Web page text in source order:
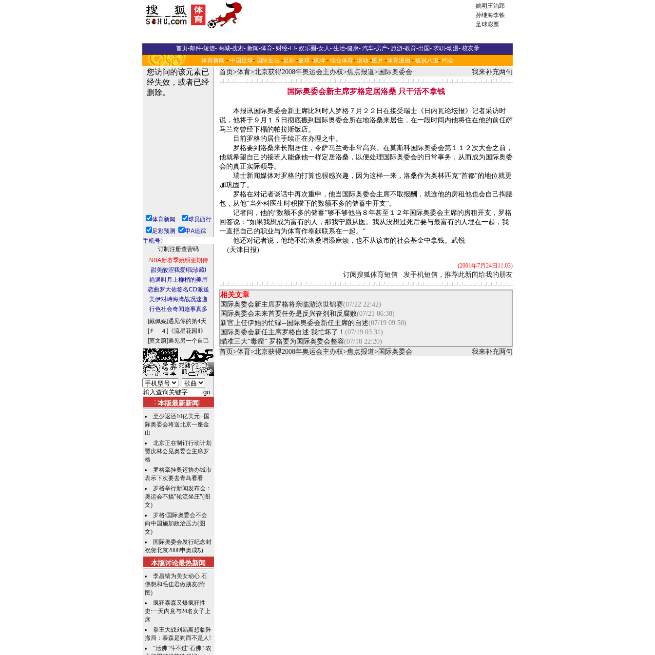
姚明王治郅
孙继海李铁
足球彩票
首页-邮件-短信- 商城-搜索- 新闻-体育- 财经-I T- 娱乐圈-女人- 生活-健康- 汽车-房产- 旅游-教育-出国- 求职-动漫- 校友录
体育新闻 - 中国足球- 国际足坛 -足彩 -篮球 -棋牌 - 综合体育- 滚动 -图片 -体育漫画 - 狐说八道- 约会
体育新闻
球员西行
足彩预测
甲A追踪
手机号:
NBA新赛季姚明更期待
甜美酸涩我爱!我珍藏!
艳遇叫月上柳梢的美眉
恋曲罗大佑签名CD派送
美伊对峙海湾战况速递
行色社会奇闻趣事真多
[戴佩妮]遇见你的第4天
[Ｆ ４] 《流星花园Ⅱ》
[莫文蔚]遇见另一个自己
本版最新新闻
至少返还10亿美元--国
际奥委会将送北京一座金
山
北京正在制订行动计划
贾庆林会见奥委会主席罗
格
罗格牵挂奥运协办城市
表示下次要去青岛看看
罗格举行新闻发布会：
奥运会不搞"轮流坐庄"(图
文)
罗格:国际奥委会不会
向中国施加政治压力(图
文)
国际奥委会发行纪念封
祝贺北京2008申奥成功
本版讨论最热新闻
李昌镐为美女动心 石
佛想和毛佳君做朋友(附
图)
疯狂泰森又爆疯狂性
史:一天内竟与24名女子上
床
拳王大战刘易斯想临阵
撤局：泰森是狗而不是人!
“活佛”斗不过“石佛”-农
首页>体育>北京获得2008年奥运会主办权>焦点报道> 国际奥委会 我来补充两句
国际奥委会新主席罗格定居洛桑 只干活不拿钱
本报讯国际奥委会新主席比利时人罗格７月２２日在接受瑞士《日内瓦论坛报》记者采访时
说，他将于９月１５日彻底搬到国际奥委会所在地洛桑来居住，在一段时间内他将住在他的前任萨
马兰奇曾经下榻的帕拉斯饭店。
目前罗格的居住手续正在办理之中。
罗格要到洛桑来长期居住，令萨马兰奇非常高兴。在莫斯科国际奥委会第１１２次大会之前，
他就希望自己的接班人能像他一样定居洛桑，以便处理国际奥委会的日常事务，从而成为国际奥委
会的真正实际领导。
瑞士新闻媒体对罗格的打算也很感兴趣，因为这样一来，洛桑作为奥林匹克“首都”的地位就更
加巩固了。
罗格在对记者谈话中再次重申，他当国际奥委会主席不取报酬，就连他的房租他也会自己掏腰
包，从他“当外科医生时积攒下的数额不多的储蓄中开支”。
记者问，他的“数额不多的储蓄”够不够他当８年甚至１２年国际奥委会主席的房租开支，罗格
回答说：“如果我想成为富有的人，那我宁愿从医。我从没想过死后要与最富有的人埋在一起，我
一直把自己的职业与为体育作奉献联系在一起。”
他还对记者说，他绝不给洛桑增添麻烦，也不从该市的社会基金中拿钱。武锐
(天津日报)
(2001年7月24日11:03)
订阅搜狐体育短信 发手机短信，推荐此新闻给我的朋友
相关文章
国际奥委会新主席罗格将亲临游泳世锦赛(07/22 22:42)
国际奥委会未来首要任务是反兴奋剂和反腐败(07/21 06:38)
新官上任伊始的忙碌--国际奥委会新任主席的自述(07/19 09:50)
国际奥委会新任主席罗格自述:我忙坏了！ (07/19 03:31)
瞄准三大“毒瘤” 罗格要为国际奥委会整容(07/18 22:20)
首页>体育>北京获得2008年奥运会主办权>焦点报道> 国际奥委会 我来补充两句